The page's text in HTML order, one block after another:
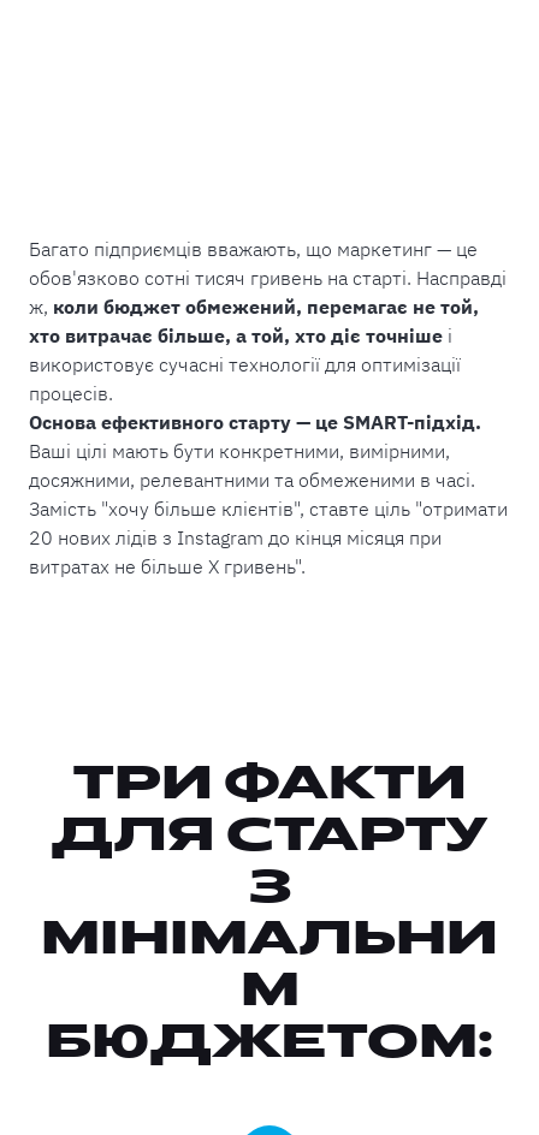
Багато підприємців вважають, що маркетинг — це
обов'язково сотні тисяч гривень на старті. Насправді
ж, коли бюджет обмежений, перемагає не той,
хто витрачає більше, а той, хто діє точніше і
використовує сучасні технології для оптимізації
процесів.
Основа ефективного старту — це SMART-підхід.
Ваші цілі мають бути конкретними, вимірними,
досяжними, релевантними та обмеженими в часі.
Замість "хочу більше клієнтів", ставте ціль "отримати
20 нових лідів з Instagram до кінця місяця при
витратах не більше Х гривень".
ТРИ ФАКТИ
ДЛЯ СТАРТУ
З
МІНІМАЛЬНИ
М
БЮДЖЕТОМ: